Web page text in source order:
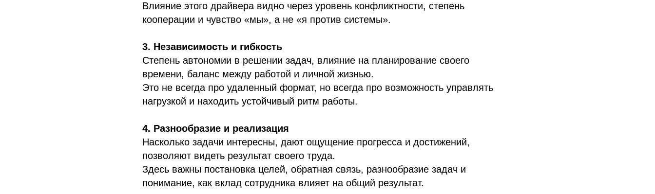
Влияние этого драйвера видно через уровень конфликтности, степень
кооперации и чувство «мы», а не «я против системы».
3. Независимость и гибкость
Степень автономии в решении задач, влияние на планирование своего
времени, баланс между работой и личной жизнью.
Это не всегда про удаленный формат, но всегда про возможность управлять
нагрузкой и находить устойчивый ритм работы.
4. Разнообразие и реализация
Насколько задачи интересны, дают ощущение прогресса и достижений,
позволяют видеть результат своего труда.
Здесь важны постановка целей, обратная связь, разнообразие задач и
понимание, как вклад сотрудника влияет на общий результат.